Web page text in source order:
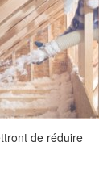
de réduire